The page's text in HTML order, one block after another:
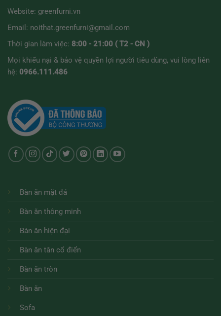
Website: greenfurni.vn
Email: noithat.greenfurni@gmail.com
Thời gian làm việc: 8:00 - 21:00 ( T2 - CN )
Mọi khiếu nại & bảo vệ quyền lợi người tiêu dùng, vui lòng liên
hệ: 0966.111.486
Bàn ăn mặt đá
Bàn ăn thông minh
Bàn ăn hiện đại
Bàn ăn tân cổ điển
Bàn ăn tròn
Bàn ăn
Sofa